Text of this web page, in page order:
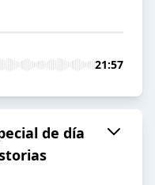
21:57
de día